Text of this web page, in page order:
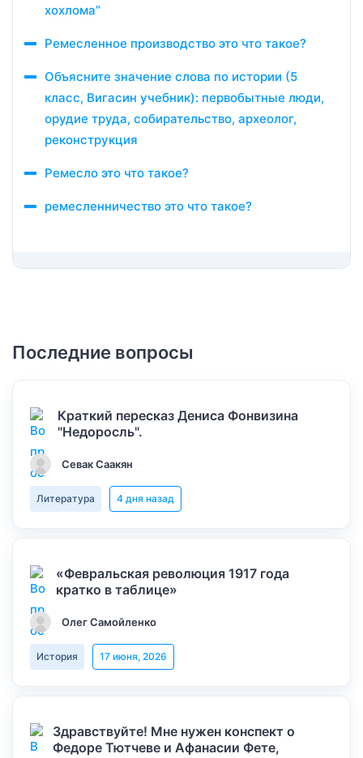
хохлома”
Ремесленное производство это что такое?
Объясните значение слова по истории (5
класс, Вигасин учебник): первобытные люди,
орудие труда, собирательство, археолог,
реконструкция
Ремесло это что такое?
ремесленничество это что такое?
Последние вопросы
Краткий пересказ Дениса Фонвизина
"Недоросль".
Севак Саакян
Литература 4 дня назад
«Февральская революция 1917 года
кратко в таблице»
Олег Самойленко
История 17 июня, 2026
Здравствуйте! Мне нужен конспект о
Федоре Тютчеве и Афанасии Фете,